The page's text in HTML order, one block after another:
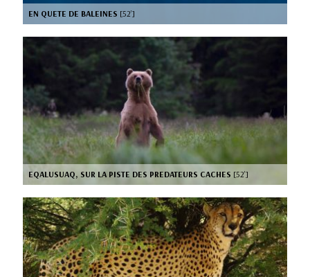
EN QUETE DE BALEINES [52’]
EQALUSUAQ, SUR LA PISTE DES PREDATEURS CACHES [52’]